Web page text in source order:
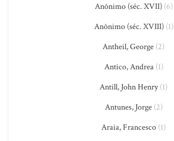
Anônimo (séc. XVII)(6)
Anônimo (séc. XVIII)(1)
Antheil, George (2)
Antico, Andrea(1)
Antill, John Henry(1)
Antunes, Jorge(2)
Araia, Francesco (1)